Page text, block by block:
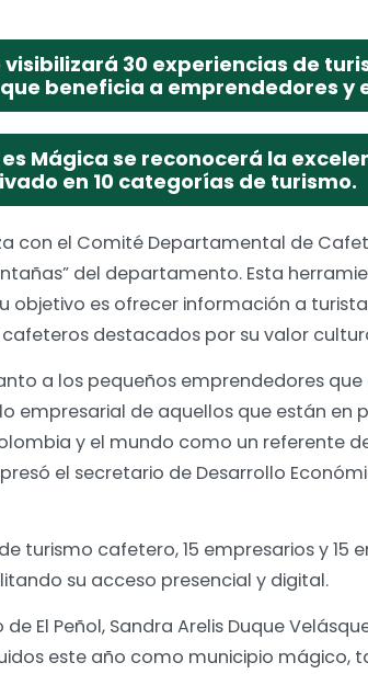
30 experiencias de
beneficia a emprendedores y
Mágica se reconocerá la
en 10 categorías de turismo.
con el Comité Departamental de
del departamento. Esta
objetivo es ofrecer información a
destacados por su valor
a los pequeños emprendedores
empresarial de aquellos que están en
y el mundo como un referente
el secretario de Desarrollo
turismo cafetero, 15 empresarios y 15
su acceso presencial y digital.
El Peñol, Sandra Arelis Duque
este año como municipio mágico,